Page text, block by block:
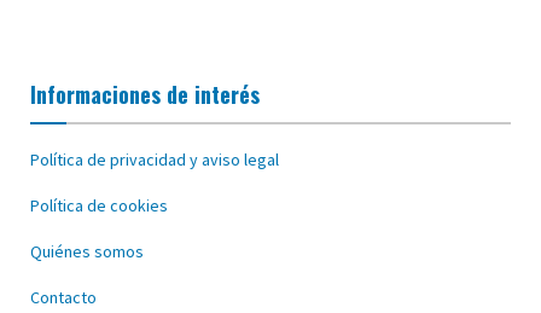
Informaciones de interés
Política de privacidad y aviso legal
Política de cookies
Quiénes somos
Contacto